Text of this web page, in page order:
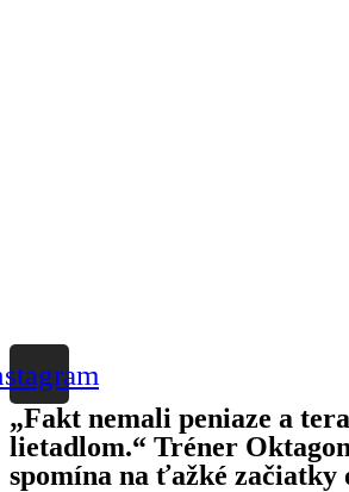
„Fakt nemali peniaze a
lietadlom.“ Tréner
spomína na ťažké začiatky